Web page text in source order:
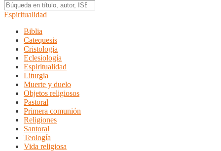
Espiritualidad
Biblia
Catequesis
Cristología
Eclesiología
Espiritualidad
Liturgia
Muerte y duelo
Objetos religiosos
Pastoral
Primera comunión
Religiones
Santoral
Teología
Vida religiosa